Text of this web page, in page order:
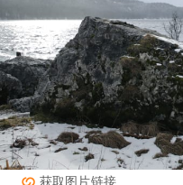
获取图片链接